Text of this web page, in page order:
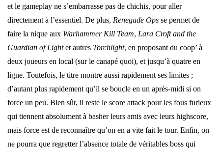
et le gameplay ne s’embarrasse pas de chichis, pour aller
directement à l’essentiel. De plus, Renegade Ops se permet de
faire la nique aux Warhammer Kill Team, Lara Croft and the
Guardian of Lightet autres Torchlight, en proposant du coop’ à
deux joueurs en local (sur le canapé quoi), et jusqu’à quatre en
ligne. Toutefois, le titre montre aussi rapidement ses limites ;
d’autant plus rapidement qu’il se boucle en un après-midi si on
force un peu. Bien sûr, il reste le score attack pour les fous furieux
qui tiennent absolument à basher leurs amis avec leurs highscore,
mais force est de reconnaître qu’on en a vite fait le tour. Enfin, on
ne pourra que regretter l’absence totale de véritables boss qui